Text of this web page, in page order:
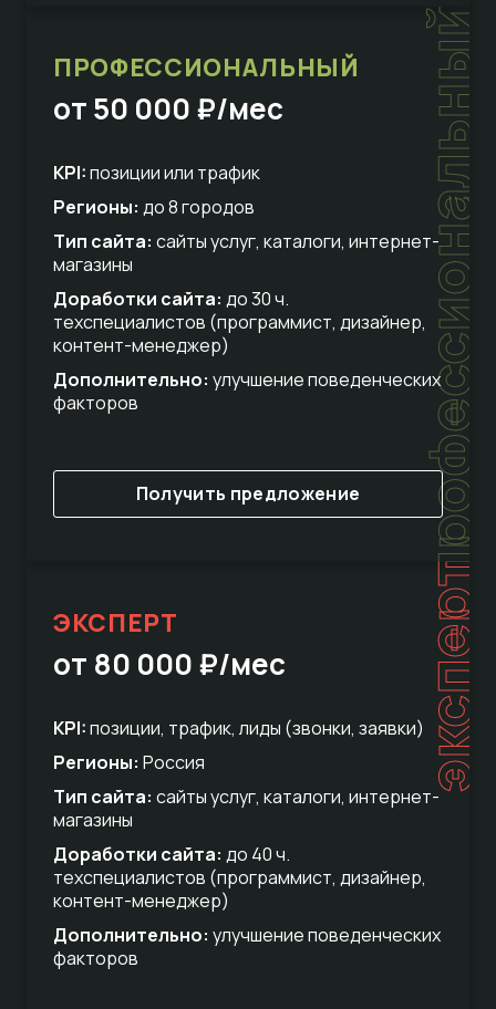
профессиональный
ПРОФЕССИОНАЛЬНЫЙ
от 50 000 ₽/мес
KPI:позиции или трафик
Регионы: до 8 городов
Тип сайта: сайты услуг, каталоги, интернет-
магазины
Доработки сайта: до 30 ч.
техспециалистов (программист, дизайнер,
контент-менеджер)
Дополнительно: улучшение поведенческих
факторов
Получить предложение
эксперт
ЭКСПЕРТ
от 80 000 ₽/мес
KPI:позиции, трафик, лиды (звонки, заявки)
Регионы: Россия
Тип сайта: сайты услуг, каталоги, интернет-
магазины
Доработки сайта: до 40 ч.
техспециалистов (программист, дизайнер,
контент-менеджер)
Дополнительно: улучшение поведенческих
факторов